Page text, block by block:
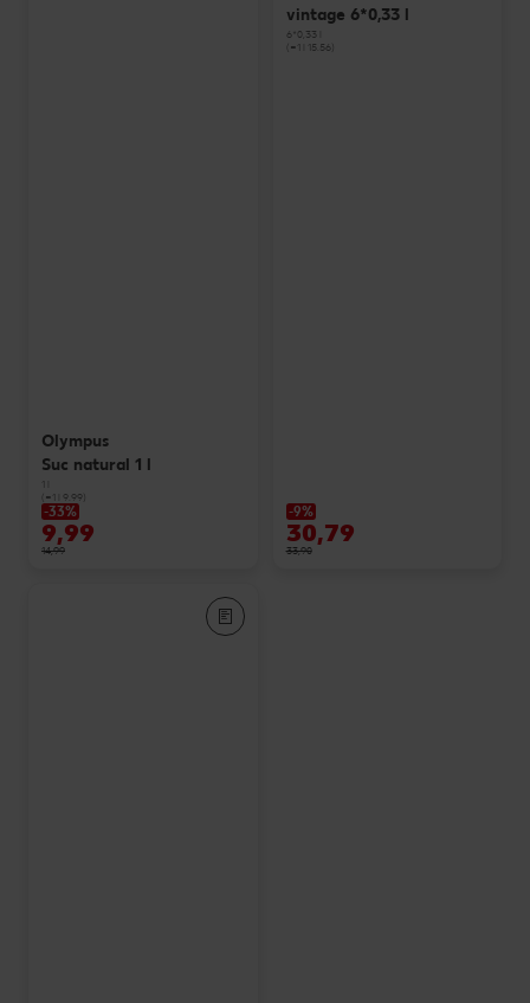
Olympus
Suc natural 1 l
(=1 l 9.99)
-33%
9,99
14,99
vintage 6*0,33 l
6*0,33 l
(=1 l 15.56)
-9%
30,79
33,90